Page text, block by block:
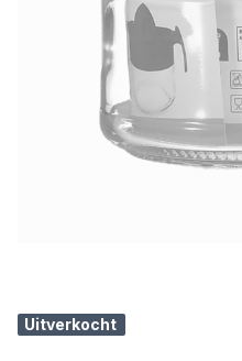
Uitverkocht